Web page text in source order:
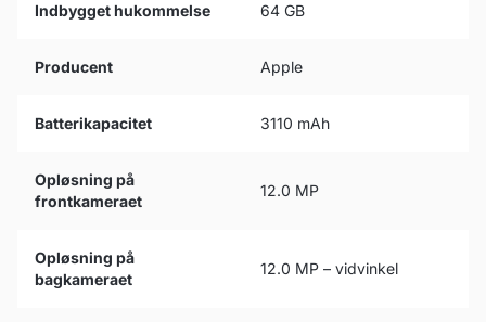
Indbygget hukommelse 64 GB
Producent Apple
Batterikapacitet 3110 mAh
Opløsning på
frontkameraet
12.0 MP
Opløsning på
bagkameraet
12.0 MP – vidvinkel